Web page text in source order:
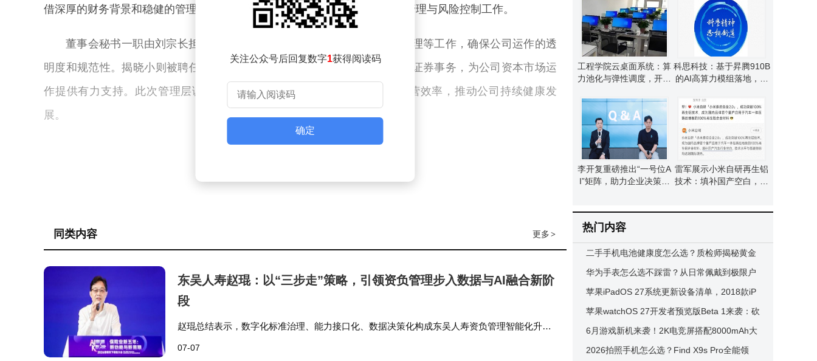
借深厚的财务背景和稳健的管理风格，被任命为财务总监，负责公司的财务管理与风险控制工作。
董事会秘书一职由刘宗长担任，他将负责公司信息披露、投资者关系管理等工作，确保公司运作的透
明度和规范性。揭晓小则被聘任为证券事务代表，协助董事会秘书处理相关证券事务，为公司资本市场运
作提供有力支持。此次管理层调整旨在进一步强化公司治理结构，提升运营效率，推动公司持续健康发
展。
关注公众号后回复数字1获得阅读码
确定
更多 >
同类内容
东吴人寿赵琨：以“三步走”策略，引领资负管理步入数据与AI融合新阶
段
赵琨总结表示，数字化标准治理、能力接口化、数据决策化构成东吴人寿资负管理智能化升级
07-07
工程学院云桌面系统：算
力池化与弹性调度，开启
科思科技：基于昇腾910B
的AI高算力模组落地，自
李开复重磅推出“一号位A
I”矩阵，助力企业决策升
雷军展示小米自研再生铝
技术：填补国产空白，获
热门内容
二手手机电池健康度怎么选？质检师揭秘黄金
标准，助你避坑又省钱
华为手表怎么选不踩雷？从日常佩戴到极限户
外，这四款精准匹配你的需求！
苹果iPadOS 27系统更新设备清单，2018款iP
ad Pro及多款机型被淘汰
苹果watchOS 27开发者预览版Beta 1来袭：砍
旧机型，增Siri AI等新功能
6月游戏新机来袭！2K电竞屏搭配8000mAh大
电池，6月9日正式开售
2026拍照手机怎么选？Find X9s Pro全能领